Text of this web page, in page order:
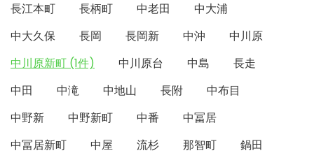
長江本町
長柄町 中老田
中大浦
中大久保
長岡 長岡新 中沖
中川原
中川原新町 (1件)
中川原台 中島
長走
中田
中滝 中地山 長附
中布目
中野新
中野新町 中番
中冨居
中冨居新町
中屋 流杉 那智町
鍋田